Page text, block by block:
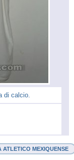
di calcio.
MEXIQUENSE